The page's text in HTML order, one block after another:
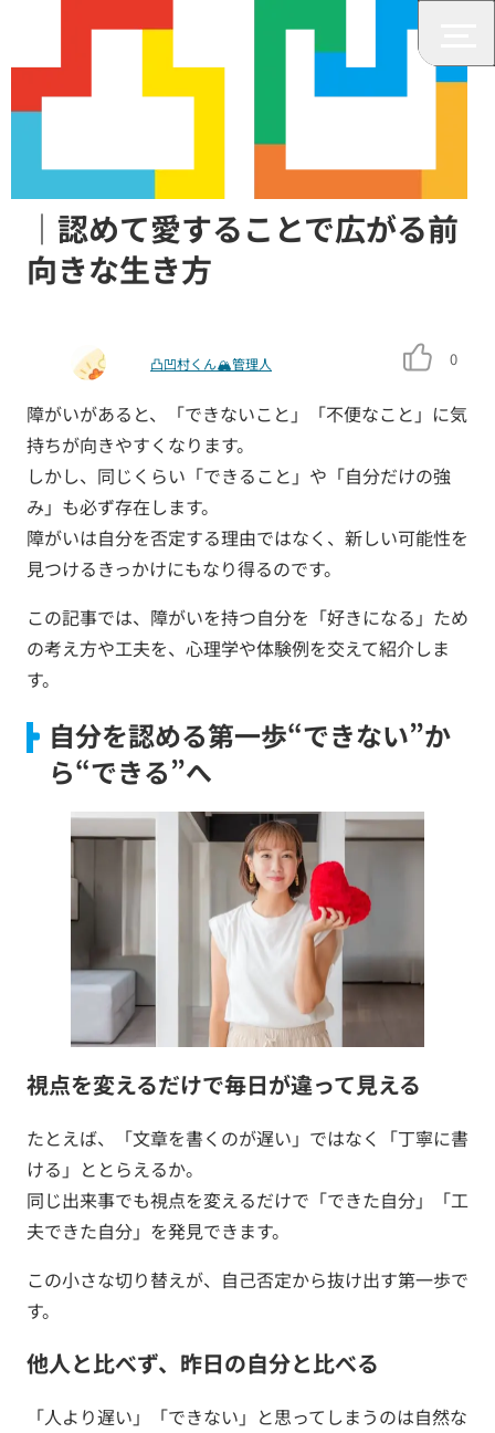
障がいのある自分を好きになる
｜認めて愛することで広がる前
向きな生き方
凸凹村くん🏔管理人 0
障がいがあると、「できないこと」「不便なこと」に気
持ちが向きやすくなります。
しかし、同じくらい「できること」や「自分だけの強
み」も必ず存在します。
障がいは自分を否定する理由ではなく、新しい可能性を
見つけるきっかけにもなり得るのです。
この記事では、障がいを持つ自分を「好きになる」ため
の考え方や工夫を、心理学や体験例を交えて紹介しま
す。
自分を認める第一歩“できない”か
ら“できる”へ
視点を変えるだけで毎日が違って見える
たとえば、「文章を書くのが遅い」ではなく「丁寧に書
ける」ととらえるか。
同じ出来事でも視点を変えるだけで「できた自分」「工
夫できた自分」を発見できます。
この小さな切り替えが、自己否定から抜け出す第一歩で
す。
他人と比べず、昨日の自分と比べる
「人より遅い」「できない」と思ってしまうのは自然な